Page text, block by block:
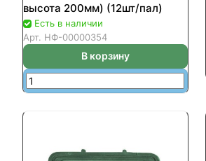
высота 200мм) (12шт/пал)
Есть в наличии
Арт. НФ-00000354
В корзину